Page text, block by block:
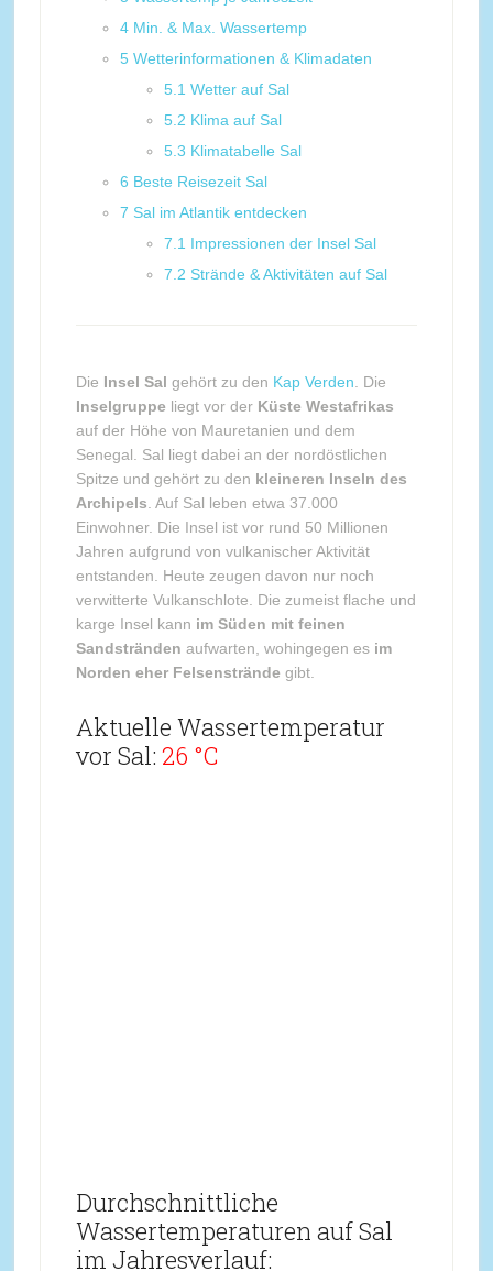
4 Min. & Max. Wassertemp
5 Wetterinformationen & Klimadaten
5.1 Wetter auf Sal
5.2 Klima auf Sal
5.3 Klimatabelle Sal
6 Beste Reisezeit Sal
7 Sal im Atlantik entdecken
7.1 Impressionen der Insel Sal
7.2 Strände & Aktivitäten auf Sal
Die Insel Sal gehört zu den Kap Verden . Die
Inselgruppe liegt vor der Küste Westafrikas
auf der Höhe von Mauretanien und dem
Senegal. Sal liegt dabei an der nordöstlichen
Spitze und gehört zu den kleineren Inseln des
Archipels . Auf Sal leben etwa 37.000
Einwohner. Die Insel ist vor rund 50 Millionen
Jahren aufgrund von vulkanischer Aktivität
entstanden. Heute zeugen davon nur noch
verwitterte Vulkanschlote. Die zumeist flache und
karge Insel kann im Süden mit feinen
Sandstränden aufwarten, wohingegen es im
Norden eher Felsenstrände gibt.
Aktuelle Wassertemperatur
vor Sal: 26 °C
Durchschnittliche
Wassertemperaturen auf Sal
im Jahresverlauf: